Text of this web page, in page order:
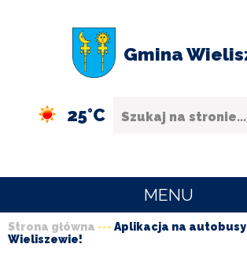
Gmina
25°C
MENU
URZĄD
GMINY
Ścieżka
Strona główna
Aplikacja na autobusy
Wieliszewie!